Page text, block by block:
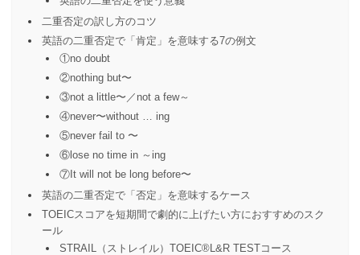
二重否定の訳し方のコツ
英語の二重否定で「肯定」を意味する7の例文
①no doubt
②nothing but〜
③not a little〜／not a few～
④never〜without … ing
⑤never fail to 〜
⑥lose no time in ～ing
⑦It will not be long before〜
英語の二重否定で「否定」を意味するケース
TOEICスコアを短期間で劇的に上げたい方におすすめのスク
ール
STRAIL（ストレイル）TOEIC®️L&R TESTコース